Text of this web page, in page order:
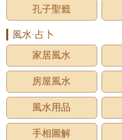
孔子聖籤
風水·占卜
家居風水
房屋風水
風水用品
手相圖解